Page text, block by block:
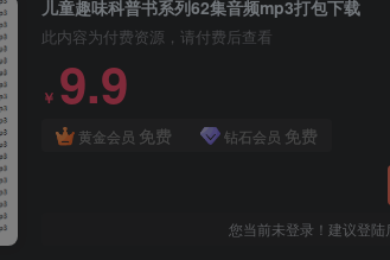
儿童趣味科普书系列62集音频mp3打包下载
此内容为付费资源，请付费后查看
￥ 9.9
黄金会员 免费 钻石会员 免费
您当前未登录！建议登